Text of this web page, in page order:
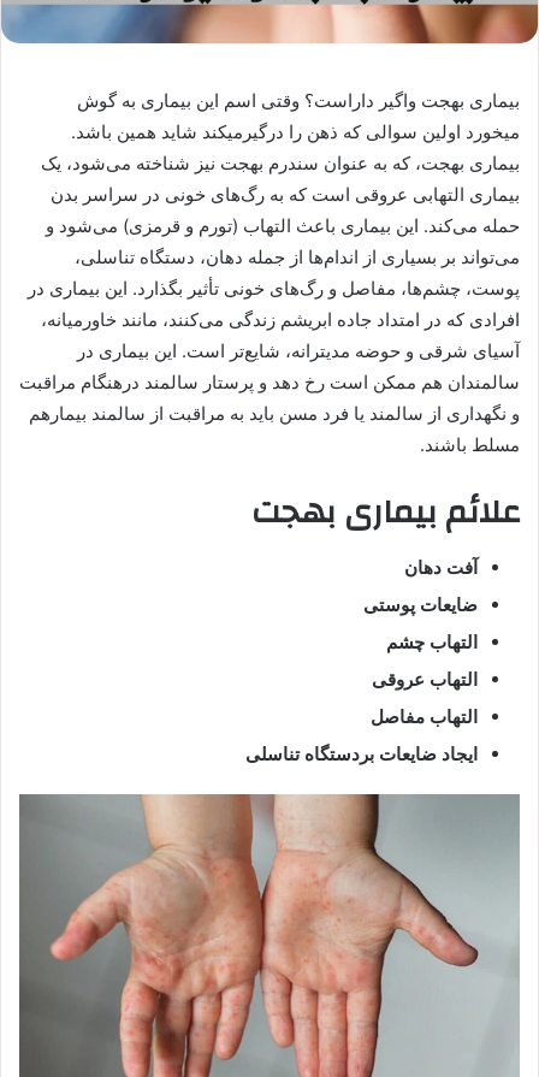
بیماری بهجت واگیر داراست؟ وقتی اسم این بیماری به گوش
میخورد اولین سوالی که ذهن را درگیرمیکند شاید همین باشد.
بیماری بهجت، که به عنوان سندرم بهجت نیز شناخته می‌شود، یک
بیماری التهابی عروقی است که به رگ‌های خونی در سراسر بدن
حمله می‌کند. این بیماری باعث التهاب (تورم و قرمزی) می‌شود و
می‌تواند بر بسیاری از اندام‌ها از جمله دهان، دستگاه تناسلی،
پوست، چشم‌ها، مفاصل و رگ‌های خونی تأثیر بگذارد. این بیماری در
افرادی که در امتداد جاده ابریشم زندگی می‌کنند، مانند خاورمیانه،
آسیای شرقی و حوضه مدیترانه، شایع‌تر است. این بیماری در
سالمندان هم ممکن است رخ دهد و پرستار سالمند درهنگام مراقبت
و نگهداری از سالمند یا فرد مسن باید به مراقبت از سالمند بیمارهم
مسلط باشند.
علائم بیماری بهجت
آفت دهان
ضایعات پوستی
التهاب چشم
التهاب عروقی
التهاب مفاصل
ایجاد ضایعات بردستگاه تناسلی